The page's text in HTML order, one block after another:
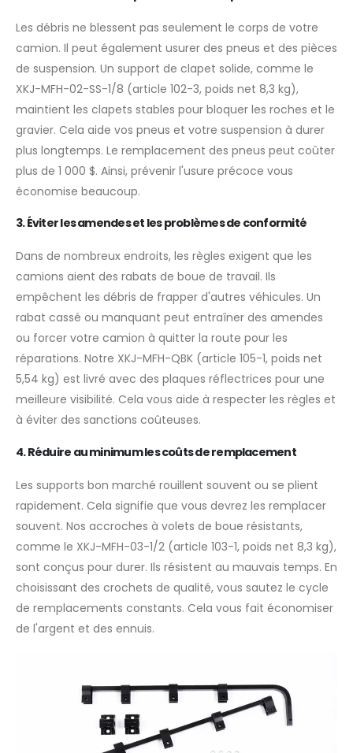
Les débris ne blessent pas seulement le corps de votre
camion. Il peut également usurer des pneus et des pièces
de suspension. Un support de clapet solide, comme le
XKJ-MFH-02-SS-1/8 (article 102-3, poids net 8,3 kg),
maintient les clapets stables pour bloquer les roches et le
gravier. Cela aide vos pneus et votre suspension à durer
plus longtemps. Le remplacement des pneus peut coûter
plus de 1 000 $. Ainsi, prévenir l'usure précoce vous
économise beaucoup.
3. Éviter les amendes et les problèmes de conformité
Dans de nombreux endroits, les règles exigent que les
camions aient des rabats de boue de travail. Ils
empêchent les débris de frapper d'autres véhicules. Un
rabat cassé ou manquant peut entraîner des amendes
ou forcer votre camion à quitter la route pour les
réparations. Notre XKJ-MFH-QBK (article 105-1, poids net
5,54 kg) est livré avec des plaques réflectrices pour une
meilleure visibilité. Cela vous aide à respecter les règles et
à éviter des sanctions coûteuses.
4. Réduire au minimum les coûts de remplacement
Les supports bon marché rouillent souvent ou se plient
rapidement. Cela signifie que vous devrez les remplacer
souvent. Nos accroches à volets de boue résistants,
comme le XKJ-MFH-03-1/2 (article 103-1, poids net 8,3 kg),
sont conçus pour durer. Ils résistent au mauvais temps. En
choisissant des crochets de qualité, vous sautez le cycle
de remplacements constants. Cela vous fait économiser
de l'argent et des ennuis.